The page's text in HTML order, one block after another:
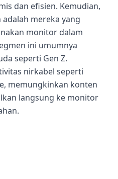
dan efisien. Kemudian,
mereka yang
monitor dalam
ini umumnya
seperti Gen Z.
nirkabel seperti
memungkinkan konten
langsung ke monitor